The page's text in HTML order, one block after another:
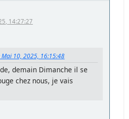
14:27:27
10, 2025, 16:15:48
demain Dimanche il se
chez nous, je vais